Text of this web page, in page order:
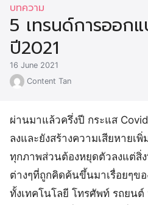
บทความ
5 เทรนด์การออก
ปี2021
16 June 2021
Content Tan
ผ่านมาแล้วครึ่งปี กระแส
ลงและยังสร้างความเสียหายเ
ทุกภาพส่วนต้องหยุดตัวลงแต่สิ่
ต่างๆที่ถูกคิดค้นขึ้นมาเรื่อยๆข
ทั้งเทคโนโลยี โทรศัพท์ รถยนต์